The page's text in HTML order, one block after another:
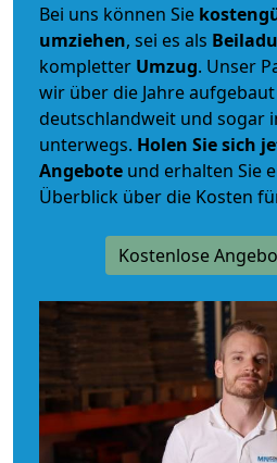
Bei uns können Sie
umziehen, sei es als
kompletter Umzug. Unser
wir über die Jahre
deutschlandweit und sogar
unterwegs. Holen Sie sich
Angebote und erhalten Sie
Überblick über die Kosten
Kostenlose